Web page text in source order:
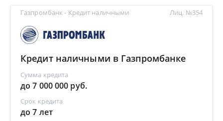
Газпромбанк - Кредит наличными
Кредит наличными в Газпромбанке
Сумма кредита
до 7 000 000 руб.
Срок кредита
до 7 лет
Лиц. №354